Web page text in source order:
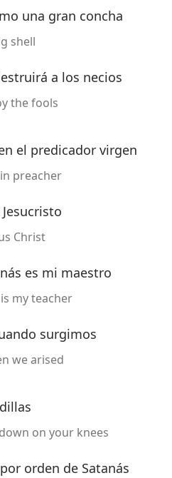
una gran concha
shell
a los necios
the fools
el predicador virgen
preacher
Christ
es mi maestro
my teacher
surgimos
we arised
on your knees
orden de Satanás